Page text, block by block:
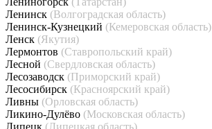
Ленинск (Волгоградская область)
Ленинск-Кузнецкий (Кемеровская область)
Ленск (Якутия)
Лермонтов (Ставропольский край)
Лесной (Свердловская область)
Лесозаводск (Приморский край)
Лесосибирск (Красноярский край)
Ливны (Орловская область)
Ликино-Дулёво (Московская область)